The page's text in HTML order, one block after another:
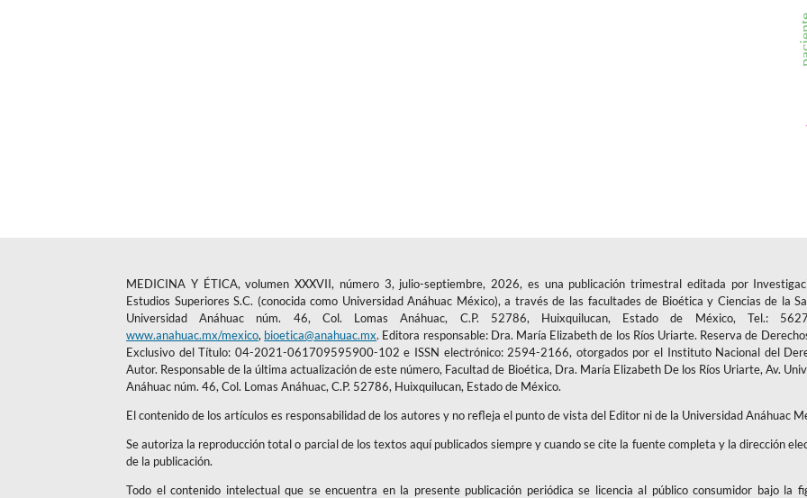
MEDICINA Y ÉTICA, volumen XXXVII, número 3, julio-septiembre, 2026, es una publicación trimestral editada por
Estudios Superiores S.C. (conocida como Universidad Anáhuac México), a través de las facultades de Bioética y Ciencias de la
Universidad Anáhuac núm. 46, Col. Lomas Anáhuac, C.P. 52786, Huixquilucan, Estado de México, Tel.:
www.anahuac.mx/mexico, bioetica@anahuac.mx. Editora responsable: Dra. María Elizabeth de los Ríos Uriarte. Reserva de
Exclusivo del Título: 04-2021-061709595900-102 e ISSN electrónico: 2594-2166, otorgados por el Instituto Nacional del
Autor. Responsable de la última actualización de este número, Facultad de Bioética, Dra. María Elizabeth De los Ríos Uriarte, Av.
Anáhuac núm. 46, Col. Lomas Anáhuac, C.P. 52786, Huixquilucan, Estado de México.
El contenido de los artículos es responsabilidad de los autores y no refleja el punto de vista del Editor ni de la Universidad Anáhuac
Se autoriza la reproducción total o parcial de los textos aquí publicados siempre y cuando se cite la fuente completa y la dirección
de la publicación.
Todo el contenido intelectual que se encuentra en la presente publicación periódica se licencia al público consumidor bajo la